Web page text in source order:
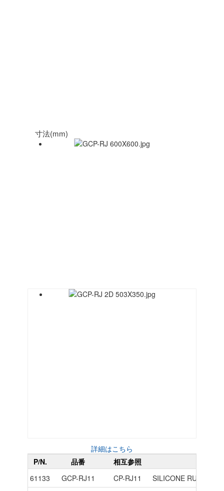
寸法(mm)
詳細はこちら
P/N.
品番 相互参照
61133
GCP-RJ11 CP-RJ11
SILICONE RUBBER,